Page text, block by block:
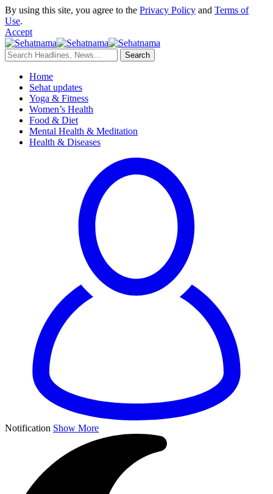
By using this site, you agree to the Privacy Policy and Terms of
Use.
Accept
Home
Sehat updates
Yoga & Fitness
Women’s Health
Food & Diet
Mental Health & Meditation
Health & Diseases
Notification Show More